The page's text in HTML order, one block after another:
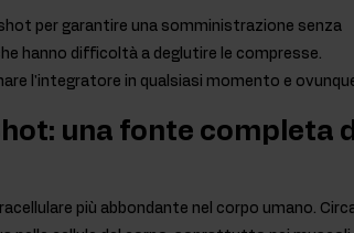
per garantire una somministrazione senza
hanno difficoltà a deglutire le compresse.
l'integratore in qualsiasi momento e
una fonte completa
più abbondante nel corpo umano. Circa